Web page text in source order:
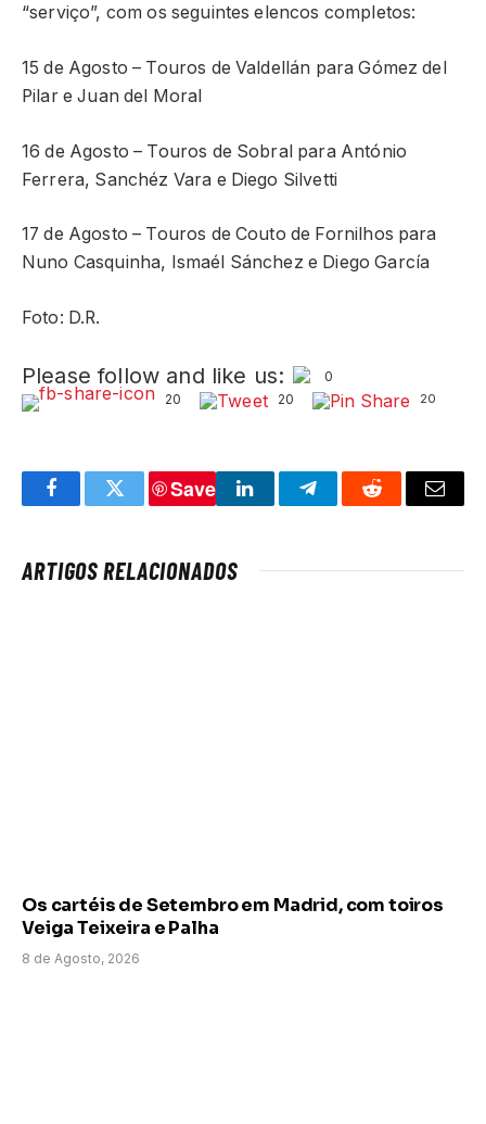
“serviço”, com os seguintes elencos completos:
15 de Agosto – Touros de Valdellán para Gómez del
Pilar e Juan del Moral
16 de Agosto – Touros de Sobral para António
Ferrera, Sanchéz Vara e Diego Silvetti
17 de Agosto – Touros de Couto de Fornilhos para
Nuno Casquinha, Ismaél Sánchez e Diego García
Foto: D.R.
Please follow and like us:
0
20
20 20
FacebookTwitter
Save
LinkedInTelegramReddit Email
ARTIGOS RELACIONADOS
Os cartéis de Setembro em Madrid, com toiros
Veiga Teixeira e Palha
8 de Agosto, 2026